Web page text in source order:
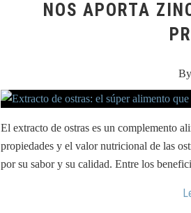
NOS APORTA
El extracto de ostras es un complemento
propiedades y el valor nutricional de las
por su sabor y su calidad. Entre los